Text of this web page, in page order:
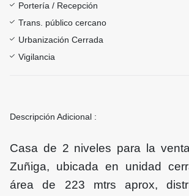
Portería / Recepción
Trans. público cercano
Urbanización Cerrada
Vigilancia
Descripción Adicional :
Casa de 2 niveles para la
Zuñiga, ubicada en unidad
área de 223 mtrs aprox,